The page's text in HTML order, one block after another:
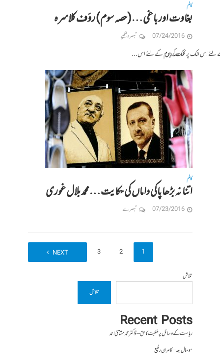
کالم
بغاوت اور باغی…(حصہ سوم) رؤف کلاسرہ
07/24/2016 تبصرہ لکھیے
حصہ اول پڑھنے کے لئے اس لنک پر کلک کریں حصہ دوم کے لئے اس...
کالم
اتنا نہ بڑھا پاکی داماں کی حکایت…محمد بلال غوری
07/23/2016 تبصرے
1
2
3
NEXT
تلاش
تلاش
Recent Posts
ریاست کے وسائل پر ملکیت کا حق – ڈاکٹر محمد مشتاق احمد
سو سال بعد – کامران رفیع